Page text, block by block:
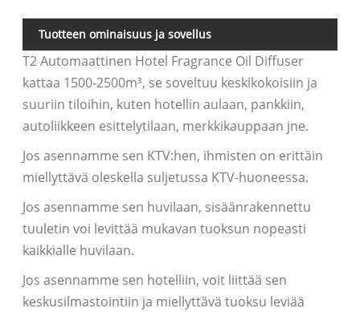
Tuotteen ominaisuus ja sovellus
T2 Automaattinen Hotel Fragrance Oil Diffuser
kattaa 1500-2500m³, se soveltuu keskikokoisiin ja
suuriin tiloihin, kuten hotellin aulaan, pankkiin,
autoliikkeen esittelytilaan, merkkikauppaan jne.
Jos asennamme sen KTV:hen, ihmisten on erittäin
miellyttävä oleskella suljetussa KTV-huoneessa.
Jos asennamme sen huvilaan, sisäänrakennettu
tuuletin voi levittää mukavan tuoksun nopeasti
kaikkialle huvilaan.
Jos asennamme sen hotelliin, voit liittää sen
keskusilmastointiin ja miellyttävä tuoksu leviää